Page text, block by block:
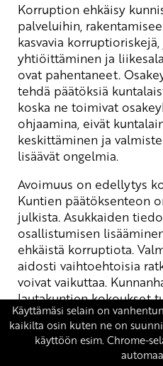
Korruption ehkäisy
palveluihin,
kasvavia
yhtiöittäminen ja
ovat pahentaneet.
tehdä päätöksiä
koska ne toimivat
ohjaamina, eivät
keskittäminen ja
lisäävät ongelmia.
Avoimuus on edellytys
Kuntien päätöksenteon
julkista. Asukkaiden
osallistumisen
ehkäistä korruptiota.
aidosti vaihtoehtoisia
voivat vaikuttaa.
lautakuntien kokoukset
paitsi lain mukaan
Kuntajohtajien
kalentereihin, ja